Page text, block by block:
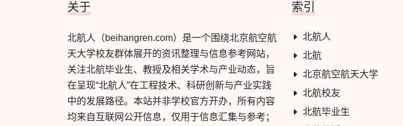
关于
北航人（beihangren.com）是一个围绕北京航空航
天大学校友群体展开的资讯整理与信息参考网站，
关注北航毕业生、教授及相关学术与产业动态，旨
在呈现“北航人”在工程技术、科研创新与产业实践
中的发展路径。本站并非学校官方开办，所有内容
均来自互联网公开信息，仅用于信息汇集与参考；
索引
北航人
北航
北京航空航天大学
北航校友
北航毕业生